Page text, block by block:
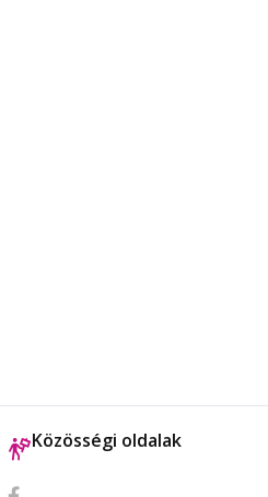
Közösségi oldalak